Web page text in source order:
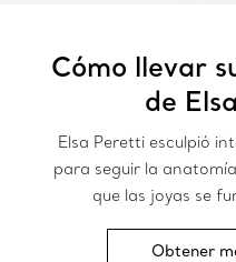
Cómo llevar
de
Elsa Peretti esculpió
para seguir la
que las joyas se
Obtener